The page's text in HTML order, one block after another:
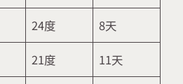
24度 8天
21度 11天